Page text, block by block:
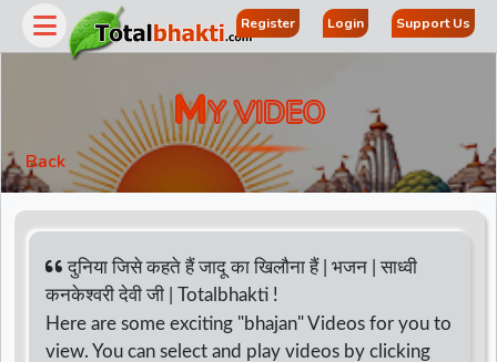
Register Login Support Us
MY VIDEO
Back
दुनिया जिसे कहते हैं जादू का खिलौना हैं | भजन | साध्वी
कनकेश्वरी देवी जी | Totalbhakti !
Here are some exciting "bhajan" Videos for you to
view. You can select and play videos by clicking